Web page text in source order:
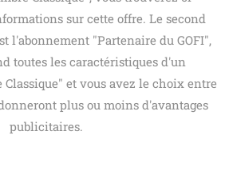
sur cette offre. Le second
l'abonnement "Partenaire du GOFI",
toutes les caractéristiques d'un
et vous avez le choix entre
plus ou moins d'avantages
publicitaires.